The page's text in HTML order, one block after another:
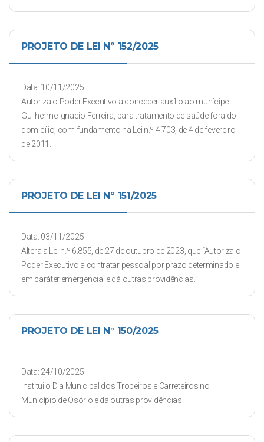
PROJETO DE LEI Nº 152/2025
Data: 10/11/2025
Autoriza o Poder Executivo a conceder auxílio ao munícipe
Guilherme Ignacio Ferreira, para tratamento de saúde fora do
domicílio, com fundamento na Lei n.º 4.703, de 4 de fevereiro
de 2011.
PROJETO DE LEI Nº 151/2025
Data: 03/11/2025
Altera a Lei n.º 6.855, de 27 de outubro de 2023, que “Autoriza o
Poder Executivo a contratar pessoal por prazo determinado e
em caráter emergencial e dá outras providências.”
PROJETO DE LEI N° 150/2025
Data: 24/10/2025
Institui o Dia Municipal dos Tropeiros e Carreteiros no
Município de Osório e dá outras providências.